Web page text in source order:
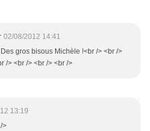
02/08/2012 14:41
gros bisous Michèle !<br /> <br />
/> <br /> <br /> <br />
13:19
>